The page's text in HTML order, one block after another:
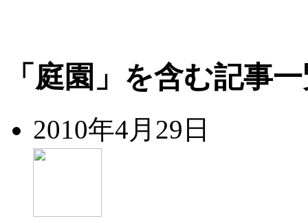
「庭園」を含む記事
2010年4月29日